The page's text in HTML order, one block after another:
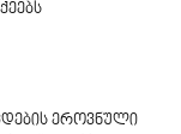
ეროვნული